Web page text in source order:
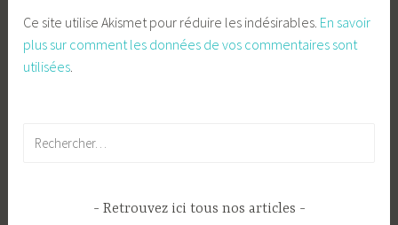
Ce site utilise Akismet pour réduire les indésirables. En savoir
plus sur comment les données de vos commentaires sont
utilisées
Retrouvez ici tous nos articles